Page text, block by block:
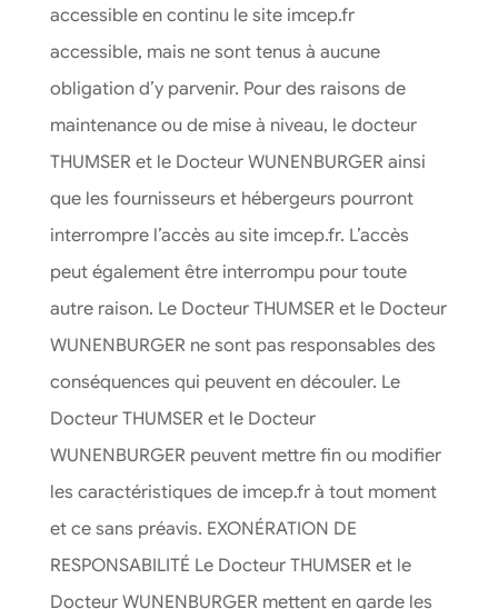
accessible en continu le site imcep.fr
accessible, mais ne sont tenus à aucune
obligation d’y parvenir. Pour des raisons de
maintenance ou de mise à niveau, le docteur
THUMSER et le Docteur WUNENBURGER ainsi
que les fournisseurs et hébergeurs pourront
interrompre l’accès au site imcep.fr. L’accès
peut également être interrompu pour toute
autre raison. Le Docteur THUMSER et le Docteur
WUNENBURGER ne sont pas responsables des
conséquences qui peuvent en découler. Le
Docteur THUMSER et le Docteur
WUNENBURGER peuvent mettre fin ou modifier
les caractéristiques de imcep.fr à tout moment
et ce sans préavis. EXONÉRATION DE
RESPONSABILITÉ Le Docteur THUMSER et le
Docteur WUNENBURGER mettent en garde les